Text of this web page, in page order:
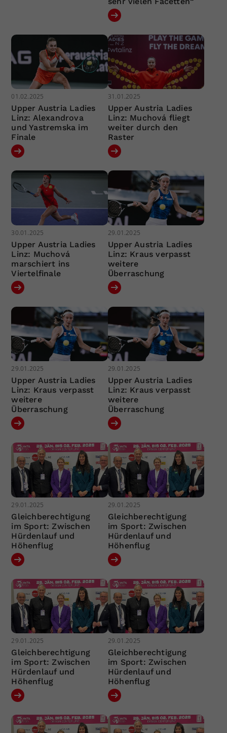
01.02.2025
Upper Austria Ladies
Linz: Alexandrova
und Yastremska im
Finale
31.01.2025
Upper Austria Ladies
Linz: Muchová fliegt
weiter durch den
Raster
30.01.2025
Upper Austria Ladies
Linz: Muchová
marschiert ins
Viertelfinale
29.01.2025
Upper Austria Ladies
Linz: Kraus verpasst
weitere
Überraschung
29.01.2025
Upper Austria Ladies
Linz: Kraus verpasst
weitere
Überraschung
29.01.2025
Upper Austria Ladies
Linz: Kraus verpasst
weitere
Überraschung
29.01.2025
Gleichberechtigung
im Sport: Zwischen
Hürdenlauf und
Höhenflug
29.01.2025
Gleichberechtigung
im Sport: Zwischen
Hürdenlauf und
Höhenflug
29.01.2025
Gleichberechtigung
im Sport: Zwischen
Hürdenlauf und
Höhenflug
29.01.2025
Gleichberechtigung
im Sport: Zwischen
Hürdenlauf und
Höhenflug